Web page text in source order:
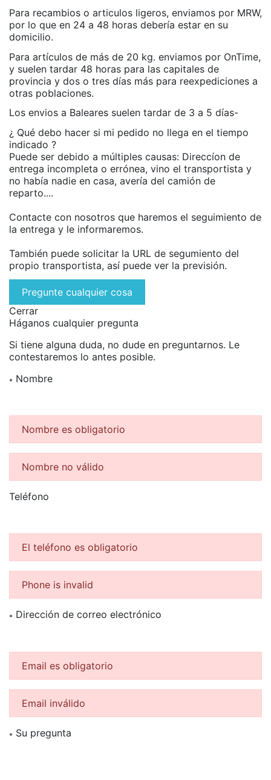
Para recambios o articulos ligeros, enviamos por MRW,
por lo que en 24 a 48 horas debería estar en su
domicilio.
Para artículos de más de 20 kg. enviamos por OnTime,
y suelen tardar 48 horas para las capitales de
provincia y dos o tres días más para reexpediciones a
otras poblaciones.
Los envios a Baleares suelen tardar de 3 a 5 días-
¿ Qué debo hacer si mi pedido no llega en el tiempo
indicado ?
Puede ser debido a múltiples causas: Direccíon de
entrega incompleta o errónea, vino el transportista y
no había nadie en casa, avería del camión de
reparto....
Contacte con nosotros que haremos el seguimiento de
la entrega y le informaremos.
También puede solicitar la URL de segumiento del
propio transportista, así puede ver la previsión.
Pregunte cualquier cosa
Cerrar
Háganos cualquier pregunta
Si tiene alguna duda, no dude en preguntarnos. Le
contestaremos lo antes posible.
* Nombre
Nombre es obligatorio
Nombre no válido
Teléfono
El teléfono es obligatorio
Phone is invalid
* Dirección de correo electrónico
Email es obligatorio
Email inválido
* Su pregunta